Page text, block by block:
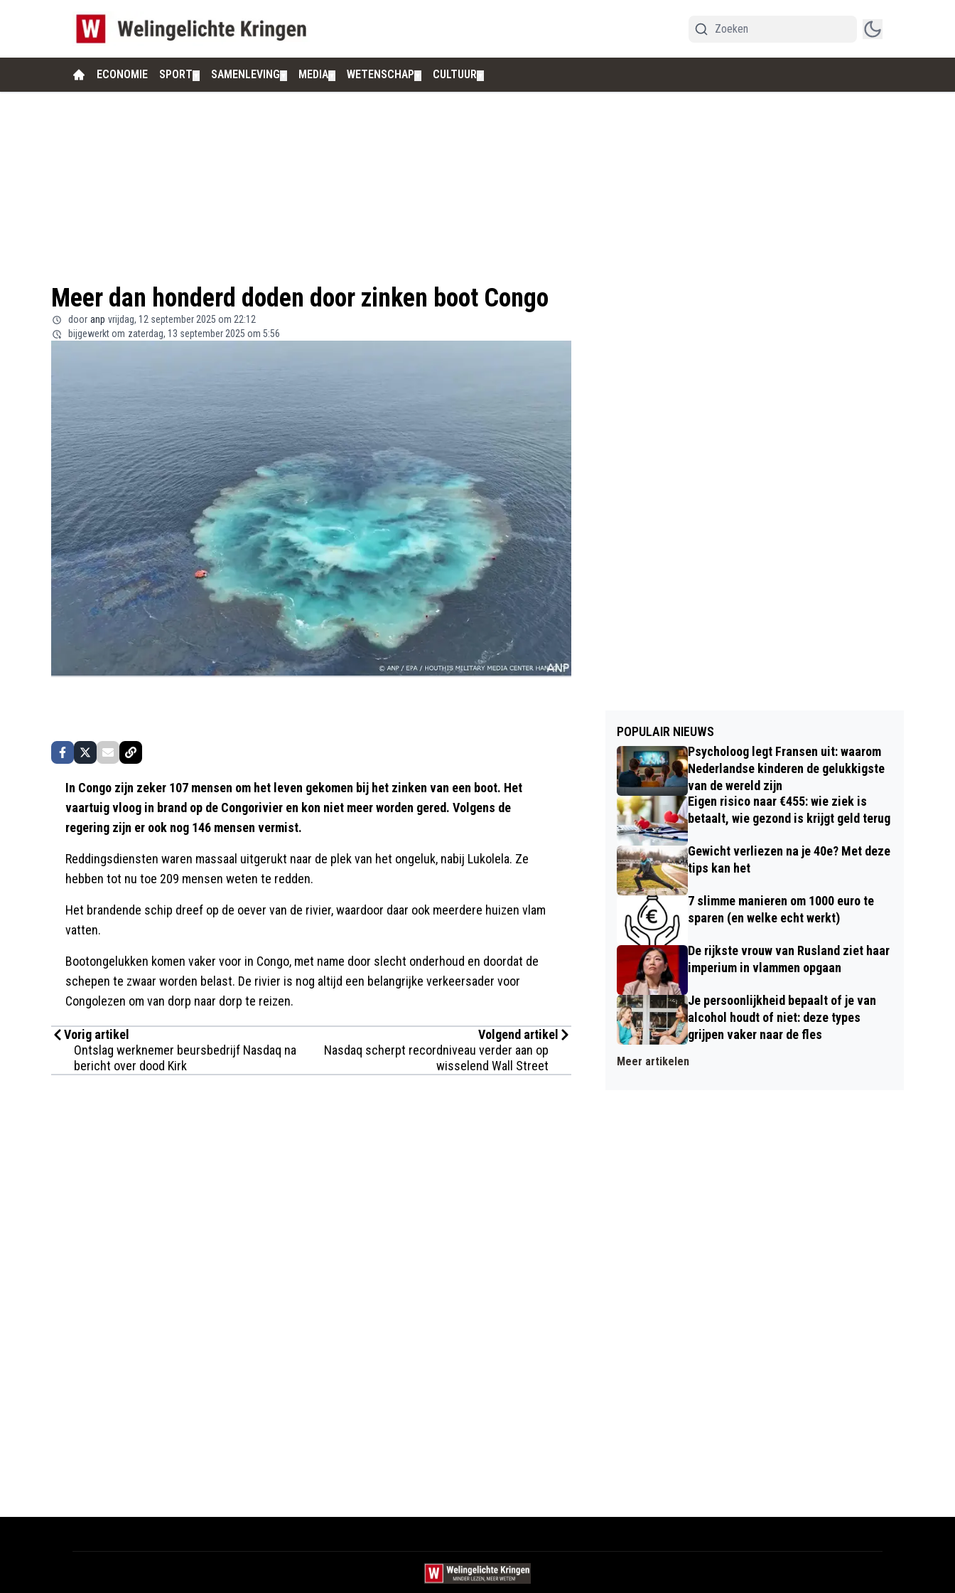
ECONOMIE SPORT SAMENLEVING MEDIA WETENSCHAP CULTUUR
Meer dan honderd doden door zinken boot Congo
door anp vrijdag, 12 september 2025 om 22:12
bijgewerkt om zaterdag, 13 september 2025 om 5:56
In Congo zijn zeker 107 mensen om het leven gekomen bij het zinken van een boot. Het
vaartuig vloog in brand op de Congorivier en kon niet meer worden gered. Volgens de
regering zijn er ook nog 146 mensen vermist.
Reddingsdiensten waren massaal uitgerukt naar de plek van het ongeluk, nabij Lukolela. Ze
hebben tot nu toe 209 mensen weten te redden.
Het brandende schip dreef op de oever van de rivier, waardoor daar ook meerdere huizen vlam
vatten.
Bootongelukken komen vaker voor in Congo, met name door slecht onderhoud en doordat de
schepen te zwaar worden belast. De rivier is nog altijd een belangrijke verkeersader voor
Congolezen om van dorp naar dorp te reizen.
Vorig artikel
Ontslag werknemer beursbedrijf Nasdaq na
bericht over dood Kirk
Volgend artikel
Nasdaq scherpt recordniveau verder aan op
wisselend Wall Street
POPULAIR NIEUWS
Psycholoog legt Fransen uit: waarom
Nederlandse kinderen de gelukkigste
van de wereld zijn
Eigen risico naar €455: wie ziek is
betaalt, wie gezond is krijgt geld terug
Gewicht verliezen na je 40e? Met deze
tips kan het
7 slimme manieren om 1000 euro te
sparen (en welke echt werkt)
De rijkste vrouw van Rusland ziet haar
imperium in vlammen opgaan
Je persoonlijkheid bepaalt of je van
alcohol houdt of niet: deze types
grijpen vaker naar de fles
Meer artikelen